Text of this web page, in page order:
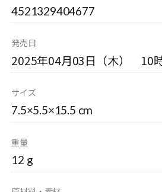
4521329404677
発売日
2025年04月03日（木） 10
サイズ
7.5×5.5×15.5 cm
重量
12 g